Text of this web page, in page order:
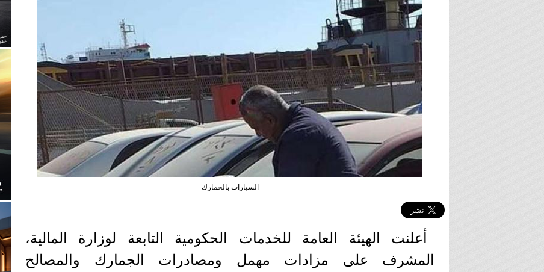
السيارات بالجمارك
أعلنت الهيئة العامة للخدمات الحكومية التابعة لوزارة المالية،
المشرف على مزادات مهمل ومصادرات الجمارك والمصالح